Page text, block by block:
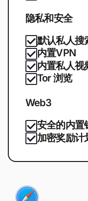
隐私和安全
默认私人搜
内置VPN
内置私人视
Tor 浏览
Web3
安全的内置
加密奖励计